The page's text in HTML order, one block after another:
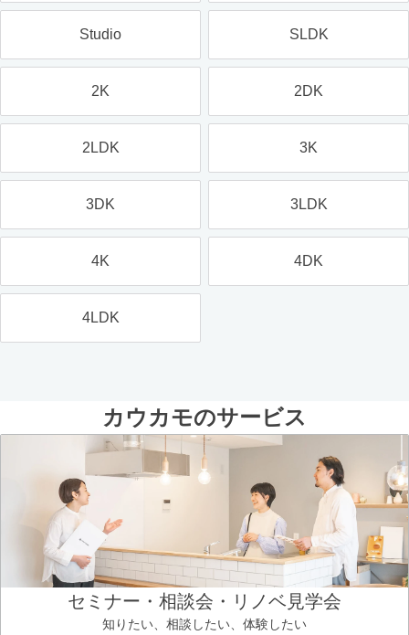
Studio SLDK
2K 2DK
2LDK 3K
3DK 3LDK
4K 4DK
4LDK
カウカモのサービス
セミナー・相談会・リノベ見学会
知りたい、相談したい、体験したい